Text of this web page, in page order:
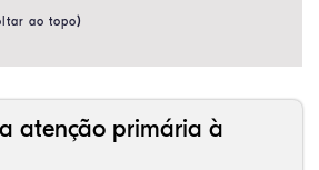
ao topo)
atenção primária à